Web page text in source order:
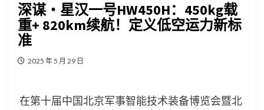
深谋・星汉一号HW450H：450kg载
重+ 820km续航！定义低空运力新标
准
2025 年 5 月 29 日
在第十届中国北京军事智能技术装备博览会暨北